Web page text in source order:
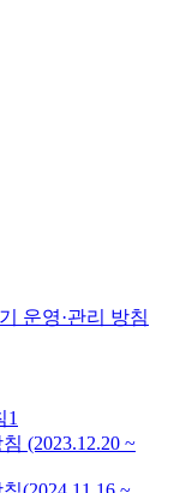
운영·관리 방침
1
(2023.12.20 ~